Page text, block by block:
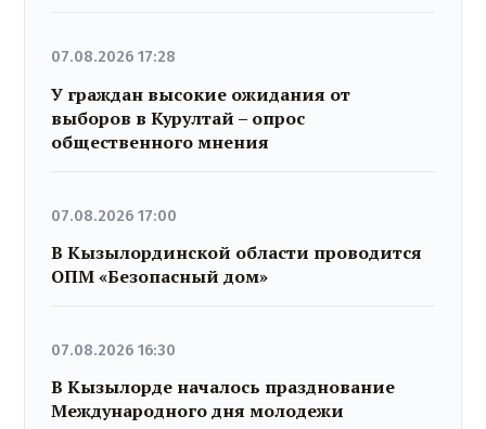
07.08.2026 17:28
У граждан высокие ожидания от
выборов в Курултай – опрос
общественного мнения
07.08.2026 17:00
В Кызылординской области проводится
ОПМ «Безопасный дом»
07.08.2026 16:30
В Кызылорде началось празднование
Международного дня молодежи